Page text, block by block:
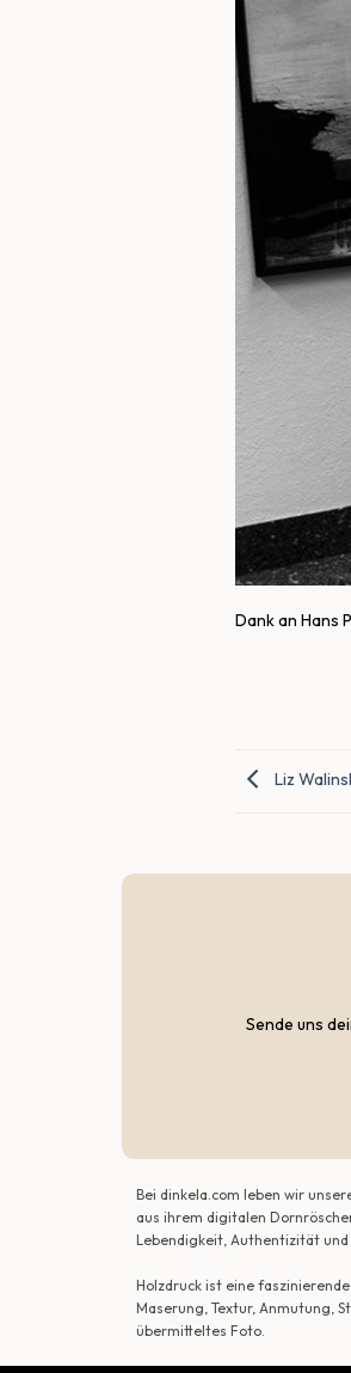
Dank an Hans
Liz
Sende uns
Bei dinkela.com leben wir
aus ihrem digitalen
Lebendigkeit, Authentizität
Holzdruck ist eine
Maserung, Textur, Anmutung,
übermitteltes Foto.